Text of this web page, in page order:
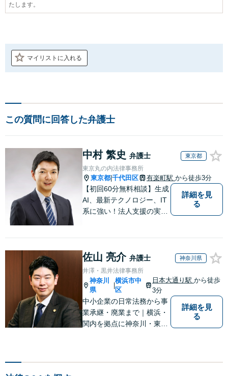
たします。
マイリストに入れる
この質問に回答した弁護士
中村 繁史 弁護士 東京都
東京丸の内法律事務所
東京都 千代田区 有楽町駅 から徒歩3分
【初回60分無料相談】生成
AI、最新テクノロジー、IT
系に強い！法人支援の実績
目線に立ち、ステークホル
ダーへの配慮も大切に。予
防～紛争まで総合サポート
【東京駅直結】
詳細を見
る
佐山 亮介 弁護士 神奈川県
井澤・黒井法律事務所
神奈川
県
|
横浜市中
区
日本大通り駅から徒歩
3分
中小企業の日常法務から事
業承継・廃業まで｜横浜・
関内を拠点に神奈川・東京
詳細を見
る